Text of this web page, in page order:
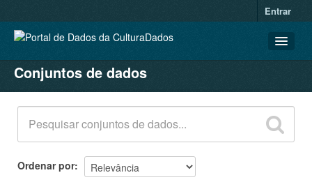
Entrar
CONJUNTOS DE DADOS
ORGANIZAÇÕES
GRUPOS
SOBRE
Conjuntos de dados
Ordenar por